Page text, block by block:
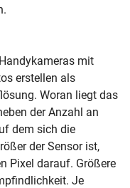
mit
erstellen als
Woran liegt das
der Anzahl an
dem sich die
der Sensor ist,
Pixel darauf. Größere
Je